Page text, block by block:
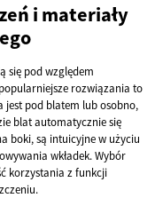
i materiały
się pod względem
rozwiązania to
jest pod blatem lub osobno,
blat automatycznie się
boki, są intuicyjne w użyciu
wkładek. Wybór
korzystania z funkcji